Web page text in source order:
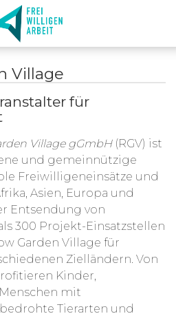
Village
für
Village gGmbH (RGV) ist
und gemeinnützige
Freiwilligeneinsätze und
Asien, Europa und
Entsendung von
300 Projekt-Einsatzstellen
Garden Village für
Zielländern. Von
Kinder,
mit
Tierarten und